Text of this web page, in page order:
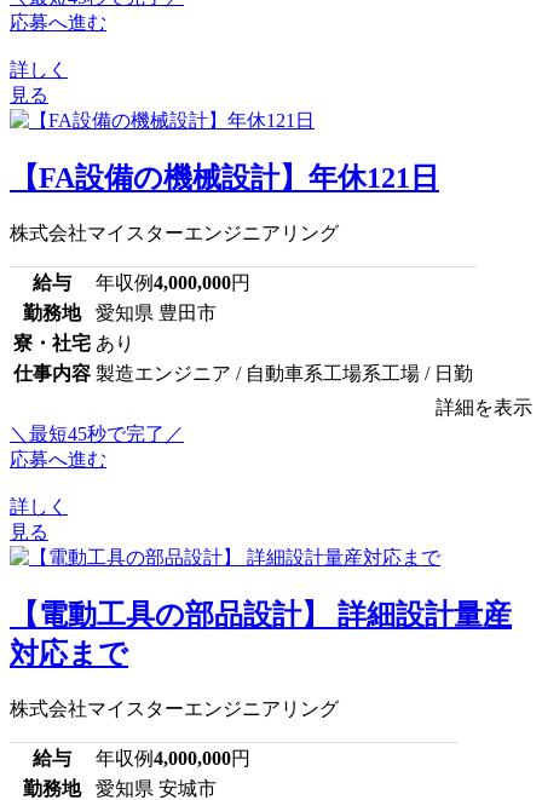
応募へ進む
詳しく
見る
【FA設備の機械設計】年休121日
株式会社マイスターエンジニアリング
給与 年収例4,000,000円
勤務地
愛知県 豊田市
寮・社宅 あり
仕事内容 製造エンジニア / 自動車系工場系工場 / 日勤
詳細を表示
＼最短45秒で完了／
応募へ進む
詳しく
見る
【電動工具の部品設計】 詳細設計量産
対応まで
株式会社マイスターエンジニアリング
給与 年収例4,000,000円
勤務地
愛知県 安城市